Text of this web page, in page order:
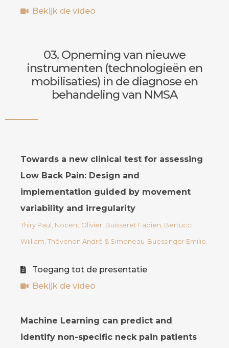
Bekijk de video
03. Opneming van nieuwe
instrumenten (technologieën en
mobilisaties) in de diagnose en
behandeling van NMSA
Towards a new clinical test for assessing
Low Back Pain: Design and
implementation guided by movement
variability and irregularity
Thiry Paul, Nocent Olivier, Buisseret Fabien, Bertucci
William, Thévenon André & Simoneau-Buessinger Emilie.
Toegang tot de presentatie
Bekijk de video
Machine Learning can predict and
identify non-specific neck pain patients